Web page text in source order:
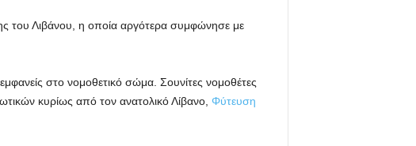
του Λιβάνου, η οποία αργότερα συμφώνησε με
στο νομοθετικό σώμα. Σουνίτες νομοθέτες
κυρίως από τον ανατολικό Λίβανο, Φύτευση